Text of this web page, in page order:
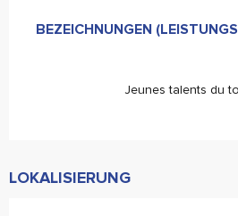
BEZEICHNUNGEN
BEZEICHNUNGEN
Jeunes talents du
LOKALISIERUNG